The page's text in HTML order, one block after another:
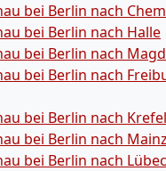
bei Berlin nach
bei Berlin nach Halle
bei Berlin nach
bei Berlin nach
bei Berlin nach
bei Berlin nach Mainz
bei Berlin nach